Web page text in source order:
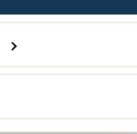
dina behov
bistånd eller
avlastning i